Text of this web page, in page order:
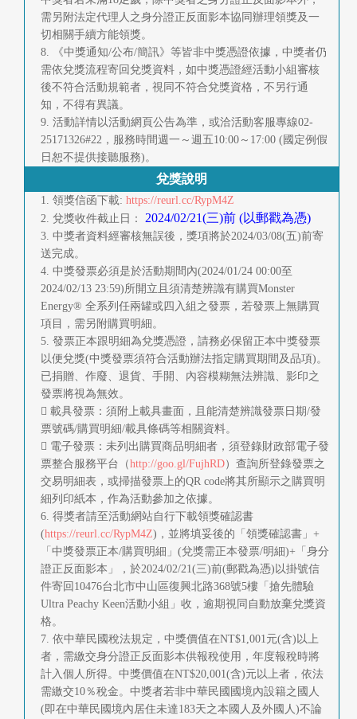
需另附法定代理人之身分證正反面影本協同辦理領獎及一
切相關手續方能領獎。
8. 《中獎通知/公布/簡訊》等皆非中獎憑證依據，中獎者仍
需依兌獎流程寄回兌獎資料，如中獎憑證經活動小組審核
後不符合活動規範者，視同不符合兌獎資格，不另行通
知，不得有異議。
9. 活動詳情以活動網頁公告為準，或洽活動客服專線02-
25171326#22，服務時間週一～週五10:00～17:00 (國定例假
日恕不提供接聽服務)。
兌獎說明
1. 領獎信函下載: https://reurl.cc/RypM4Z
2. 兌獎收件截止日： 2024/02/21(三)前 (以郵戳為憑)
3. 中獎者資料經審核無誤後，獎項將於2024/03/08(五)前寄
送完成。
4. 中獎發票必須是於活動期間內(2024/01/24 00:00至
2024/02/13 23:59)所開立且須清楚辨識有購買Monster
Energy® 全系列任兩罐或四入組之發票，若發票上無購買
項目，需另附購買明細。
5. 發票正本跟明細為兌獎憑證，請務必保留正本中獎發票
以便兌獎(中獎發票須符合活動辦法指定購買期間及品項)。
已捐贈、作廢、退貨、手開、內容模糊無法辨識、影印之
發票將視為無效。
 載具發票：須附上載具畫面，且能清楚辨識發票日期/發
票號碼/購買明細/載具條碼等相關資料。
 電子發票：未列出購買商品明細者，須登錄財政部電子發
票整合服務平台（http://goo.gl/FujhRD）查詢所登錄發票之
交易明細表，或掃描發票上的QR code將其所顯示之購買明
細列印紙本，作為活動參加之依據。
6. 得獎者請至活動網站自行下載領獎確認書
(https://reurl.cc/RypM4Z)，並將填妥後的「領獎確認書」+
「中獎發票正本/購買明細」(兌獎需正本發票/明細)+「身分
證正反面影本」，於2024/02/21(三)前(郵戳為憑)以掛號信
件寄回10476台北市中山區復興北路368號5樓「搶先體驗
Ultra Peachy Keen活動小組」收，逾期視同自動放棄兌獎資
格。
7. 依中華民國稅法規定，中獎價值在NT$1,001元(含)以上
者，需繳交身分證正反面影本供報稅使用，年度報稅時將
計入個人所得。中獎價值在NT$20,001(含)元以上者，依法
需繳交10％稅金。中獎者若非中華民國國境內設籍之國人
(即在中華民國境內居住未達183天之本國人及外國人)不論